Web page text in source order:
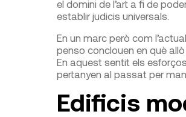
el domini de l’art a fi de
establir judicis universals.
En un marc però com
penso conclouen en què
En aquest sentit els
pertanyen al passat per
Edificis